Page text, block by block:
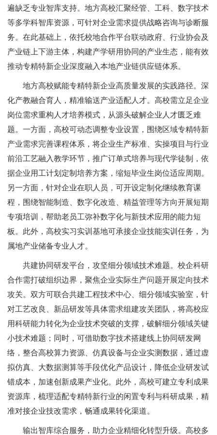
遍缺乏专业智库支持。地方高校汇聚经管、工科、数字技术
等多学科智库资源，可针对企业需求提供战略咨询与诊断服
务。在此基础上，依托校地合作平台联动政府、行业协会及
产业链上下游主体，构建产学研用协同的产业生态，能有效
推动专精特新企业深度融入本地产业链供应链体系。
地方高校赋能专精特新企业高质量发展的实践路径。深
化产教融合育人，精准输送产业适配人才。高校需立足企业
岗位需求重构人才培养模式，从源头破解企业人才匮乏难
题。一方面，高校可动态调整专业设置，围绕区域专精特新
产业需求完善课程体系，将企业生产标准、实操项目与行业
前沿工艺融入教学环节，推广订单式培养与现代学徒制，依
据企业用工计划定制培养方案，缩短毕业生岗位适应周期。
另一方面，针对企业在职人员，可开设定制化继续教育课
程，围绕智能制造、数字化改造、精益管理等方向开展短期
专项培训，帮助老员工弥补数字化与新技术应用的能力短
板。此外，高校实习实训基地可承接企业技能实训任务，为
属地产业储备专业人才。
共建协同研发平台，攻坚细分领域技术难题。校企科研
合作需打破组织边界，聚焦企业实际生产问题开展定向技术
攻关。双方可联合共建工程技术中心、细分领域实验室，针
对工艺改良、新品研发等具体需求组建攻关团队，将高校应
用科研能力转化为企业技术突破的支撑，破解细分领域关键
小技术难题；同时，可借助数字技术搭建线上协同研发网
络，整合高校算力资源、仿真设备与企业实测数据，通过虚
拟仿真、大数据测算等手段优化产品设计，降低企业研发试
错成本，加速创新成果产业化。此外，高校可建立专利成果
资源库，梳理适配专精特新行业的闲置专利与科研成果，精
准对接企业技改需求，畅通成果转化渠道。
输出智库综合服务，助力企业精细化转型升级。高校多